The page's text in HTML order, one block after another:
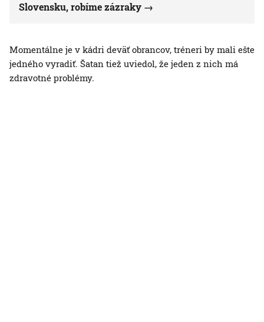
Slovensku, robíme zázraky
Momentálne je v kádri deväť obrancov, tréneri by mali ešte
jedného vyradiť. Šatan tiež uviedol, že jeden z nich má
zdravotné problémy.